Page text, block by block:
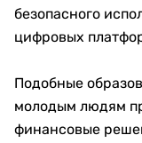
безопасного
цифровых
Подобные
молодым людям
финансовые